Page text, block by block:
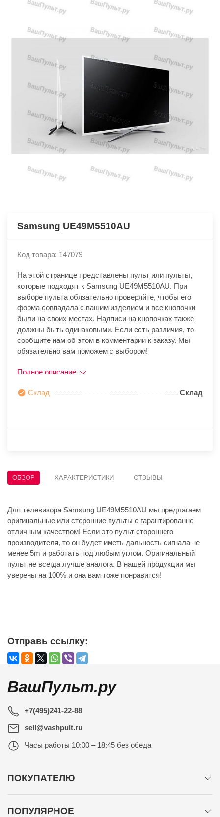
Samsung UE49M5510AU
Код товара: 147079
На этой странице представлены пульт или пульты,
которые подходят к Samsung UE49M5510AU. При
выборе пульта обязательно проверяйте, чтобы его
форма совпадала с вашим изделием и все кнопочки
были на своих местах. Надписи на кнопочках также
должны быть одинаковыми. Если есть различия, то
сообщите нам об этом в комментарии к заказу. Мы
обязательно вам поможем с выбором!
Полное описание
Склад Склад
ОБЗОР ХАРАКТЕРИСТИКИ ОТЗЫВЫ
Для телевизора Samsung UE49M5510AU мы предлагаем
оригинальные или сторонние пульты с гарантированно
отличным качеством! Если это пульт стороннего
производителя, то он будет иметь дальность сигнала не
менее 5m и работать под любым углом. Оригинальный
пульт не всегда лучше аналога. В нашей продукции мы
уверены на 100% и она вам тоже понравится!
Отправь ссылку:
ВашПульт.ру
+7(495)241-22-88
sell@vashpult.ru
Часы работы 10:00 – 18:45 без обеда
ПОКУПАТЕЛЮ
ПОПУЛЯРНОЕ